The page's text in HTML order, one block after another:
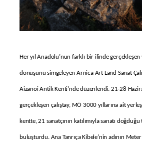
Her yıl Anadolu’nun farklı bir ilinde
dönüşünü simgeleyen Arnica Art Land Sanat
Aizanoi Antik Kenti’nde düzenlendi. 21-28
gerçekleşen çalıştay, MÖ 3000 yıllarına ait
kentte, 21 sanatçının katılımıyla sanatı
buluşturdu. Ana Tanrıça Kibele’nin adının